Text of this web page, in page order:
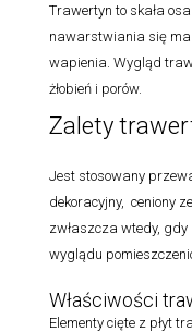
Trawertyn to skała
nawarstwiania się
wapienia. Wygląd
żłobień i porów.
Zalety
Jest stosowany
dekoracyjny, ceniony
zwłaszcza wtedy, gdy
wyglądu
Właściwości
Elementy cięte z płyt